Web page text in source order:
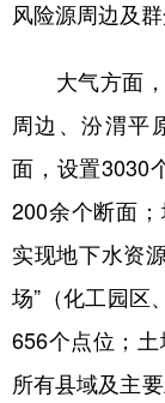
公益
地方频道
北京
辽宁
浙江
风险源周边及
大气方面，
周边、汾渭平
面，设置3030
200余个断面
实现地下水资
场”（化工园区
656个点位；
所有县域及主